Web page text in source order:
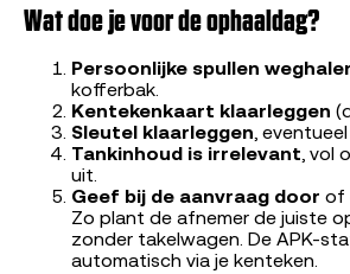
Wat doe je voor de ophaaldag?
Persoonlijke spullen
kofferbak.
Kentekenkaart klaarleggen
Sleutel klaarleggen,
Tankinhoud is irrelevant, vol
uit.
Geef bij de aanvraag door of
Zo plant de afnemer de juiste
zonder takelwagen. De APK-
automatisch via je kenteken.